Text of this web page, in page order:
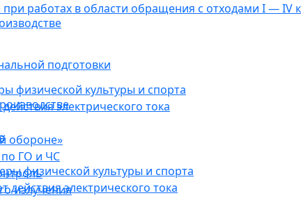
физической культуры и спорта
электрического тока
обороне»
ГО и ЧС
излучения
работах в области обращения с отходами I — IV
подготовки
физической культуры и спорта
электрического тока